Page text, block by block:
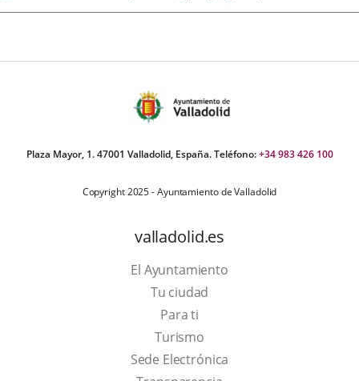
Plaza Mayor, 1. 47001 Valladolid, España. Teléfono:+34 983 426 100
Copyright 2025 - Ayuntamiento de Valladolid
valladolid.es
El Ayuntamiento
Tu ciudad
Para ti
TurismoThis
link
Sede Electrónica